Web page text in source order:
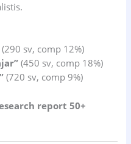
(290 sv, comp 12%)
(450 sv, comp 18%)
(720 sv, comp 9%)
report 50+